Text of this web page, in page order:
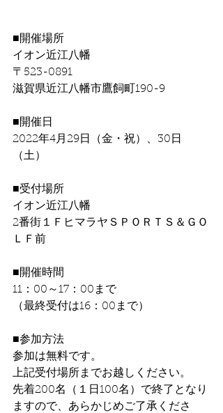
■開催場所
イオン近江八幡
〒523-0891
滋賀県近江八幡市鷹飼町190-9
■開催日
2022年4月29日（金・祝）、30日
（土）
■受付場所
イオン近江八幡
2番街１ＦヒマラヤＳＰＯＲＴＳ＆ＧＯ
ＬＦ前
■開催時間
11：00～17：00まで
（最終受付は16：00まで）
■参加方法
参加は無料です。
上記受付場所までお越しください。
先着200名（１日100名）で終了となり
ますので、あらかじめご了承くださ